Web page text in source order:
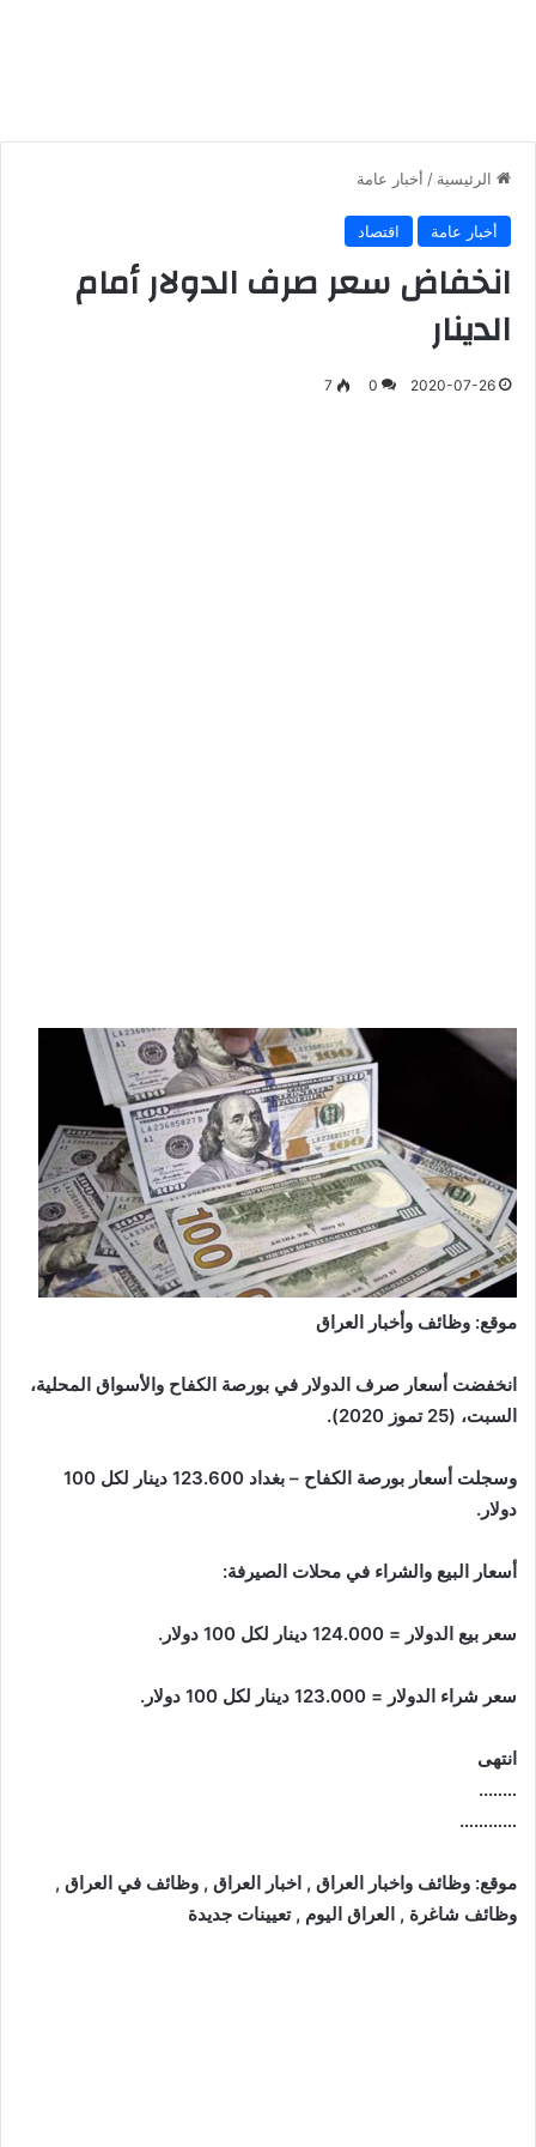
الرئيسية / أخبار عامة
أخبار عامة اقتصاد
انخفاض سعر صرف الدولار أمام
الدينار
2020-07-26
0
7
موقع: وظائف وأخبار العراق
انخفضت أسعار صرف الدولار في بورصة الكفاح والأسواق المحلية،
السبت، (25 تموز 2020).
وسجلت أسعار بورصة الكفاح – بغداد 123.600 دينار لكل 100
دولار.
أسعار البيع والشراء في محلات الصيرفة:
سعر بيع الدولار = 124.000 دينار لكل 100 دولار.
سعر شراء الدولار = 123.000 دينار لكل 100 دولار.
انتهى
……..
…………
موقع: وظائف واخبار العراق , اخبار العراق , وظائف في العراق ,
وظائف شاغرة , العراق اليوم , تعيينات جديدة